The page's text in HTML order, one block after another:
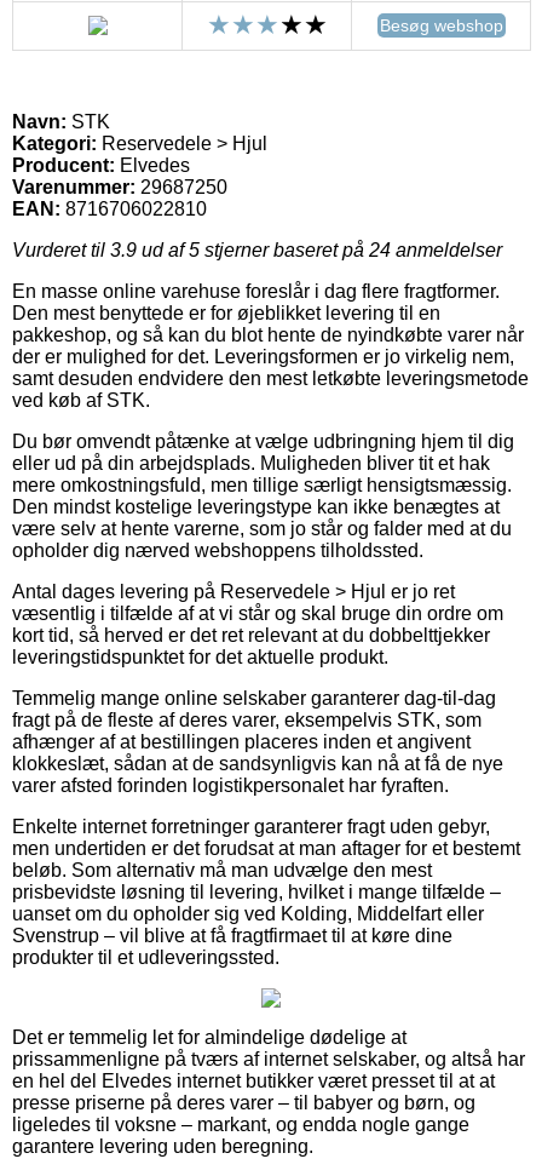
Besøg webshop
Navn: STK
Kategori: Reservedele > Hjul
Producent: Elvedes
Varenummer: 29687250
EAN: 8716706022810
Vurderet til 3.9 ud af 5 stjerner baseret på 24 anmeldelser
En masse online varehuse foreslår i dag flere fragtformer.
Den mest benyttede er for øjeblikket levering til en
pakkeshop, og så kan du blot hente de nyindkøbte varer når
der er mulighed for det. Leveringsformen er jo virkelig nem,
samt desuden endvidere den mest letkøbte leveringsmetode
ved køb af STK.
Du bør omvendt påtænke at vælge udbringning hjem til dig
eller ud på din arbejdsplads. Muligheden bliver tit et hak
mere omkostningsfuld, men tillige særligt hensigtsmæssig.
Den mindst kostelige leveringstype kan ikke benægtes at
være selv at hente varerne, som jo står og falder med at du
opholder dig nærved webshoppens tilholdssted.
Antal dages levering på Reservedele > Hjul er jo ret
væsentlig i tilfælde af at vi står og skal bruge din ordre om
kort tid, så herved er det ret relevant at du dobbelttjekker
leveringstidspunktet for det aktuelle produkt.
Temmelig mange online selskaber garanterer dag-til-dag
fragt på de fleste af deres varer, eksempelvis STK, som
afhænger af at bestillingen placeres inden et angivent
klokkeslæt, sådan at de sandsynligvis kan nå at få de nye
varer afsted forinden logistikpersonalet har fyraften.
Enkelte internet forretninger garanterer fragt uden gebyr,
men undertiden er det forudsat at man aftager for et bestemt
beløb. Som alternativ må man udvælge den mest
prisbevidste løsning til levering, hvilket i mange tilfælde –
uanset om du opholder sig ved Kolding, Middelfart eller
Svenstrup – vil blive at få fragtfirmaet til at køre dine
produkter til et udleveringssted.
Det er temmelig let for almindelige dødelige at
prissammenligne på tværs af internet selskaber, og altså har
en hel del Elvedes internet butikker været presset til at at
presse priserne på deres varer – til babyer og børn, og
ligeledes til voksne – markant, og endda nogle gange
garantere levering uden beregning.